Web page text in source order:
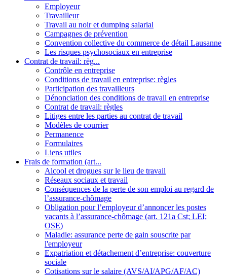
Employeur
Travailleur
Travail au noir et dumping salarial
Campagnes de prévention
Convention collective du commerce de détail Lausanne
Les risques psychosociaux en entreprise
Contrat de travail: règ...
Contrôle en entreprise
Conditions de travail en entreprise: règles
Participation des travailleurs
Dénonciation des conditions de travail en entreprise
Contrat de travail: règles
Litiges entre les parties au contrat de travail
Modèles de courrier
Permanence
Formulaires
Liens utiles
Frais de formation (art...
Alcool et drogues sur le lieu de travail
Réseaux sociaux et travail
Conséquences de la perte de son emploi au regard de
l’assurance-chômage
Obligation pour l’employeur d’annoncer les postes
vacants à l’assurance-chômage (art. 121a Cst; LEI;
OSE)
Maladie: assurance perte de gain souscrite par
l'employeur
Expatriation et détachement d’entreprise: couverture
sociale
Cotisations sur le salaire (AVS/AI/APG/AF/AC)